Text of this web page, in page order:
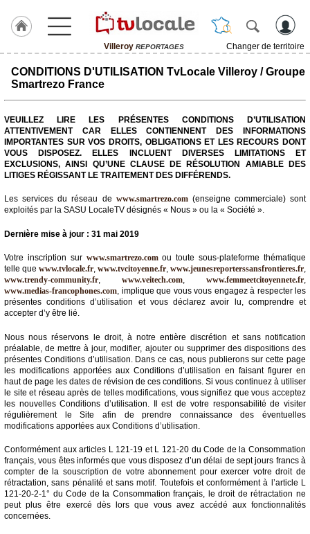
Villeroy REPORTAGES
Changer de territoire
J'adhère
Hulcoq
Villeroy
TvLocale
France
Accueil
Agenda
Gazette
Vidéos
Médias
du
groupe
Blogs
Prémium
Inscription
annuaire
Accès
éditeur
CONDITIONS D'UTILISATION TvLocale Villeroy / Groupe
Smartrezo France
VEUILLEZ LIRE LES PRÉSENTES CONDITIONS D’UTILISATION
ATTENTIVEMENT CAR ELLES CONTIENNENT DES INFORMATIONS
IMPORTANTES SUR VOS DROITS, OBLIGATIONS ET LES RECOURS DONT
VOUS DISPOSEZ. ELLES INCLUENT DIVERSES LIMITATIONS ET
EXCLUSIONS, AINSI QU’UNE CLAUSE DE RÉSOLUTION AMIABLE DES
LITIGES RÉGISSANT LE TRAITEMENT DES DIFFÉRENDS.
Les services du réseau de www.smartrezo.com(enseigne commerciale) sont
exploités par la SASU LocaleTV désignés « Nous » ou la « Société ».
Dernière mise à jour : 31 mai 2019
Votre inscription sur www.smartrezo.comou toute sous-plateforme thématique
telle que www.tvlocale.fr, www.tvcitoyenne.fr, www.jeunesreporterssansfrontieres.fr,
www.trendy-community.fr, www.veitech.com, www.femmeetcitoyennete.fr,
www.medias-francophones.com, implique que vous vous engagez à respecter les
présentes conditions d’utilisation et vous déclarez avoir lu, comprendre et
accepter d’y être lié.
Nous nous réservons le droit, à notre entière discrétion et sans notification
préalable, de mettre à jour, modifier, ajouter ou supprimer des dispositions des
présentes Conditions d’utilisation. Dans ce cas, nous publierons sur cette page
les modifications apportées aux Conditions d’utilisation en faisant figurer en
haut de page les dates de révision de ces conditions. Si vous continuez à utiliser
le site et réseau après de telles modifications, vous signifiez que vous acceptez
les nouvelles Conditions d’utilisation. Il est de votre responsabilité de visiter
régulièrement le Site afin de prendre connaissance des éventuelles
modifications apportées aux Conditions d’utilisation.
Conformément aux articles L 121-19 et L 121-20 du Code de la Consommation
français, vous êtes informés que vous disposez d’un délai de sept jours francs à
compter de la souscription de votre abonnement pour exercer votre droit de
rétractation, sans pénalité et sans motif. Toutefois et conformément à l’article L
121-20-2-1° du Code de la Consommation français, le droit de rétractation ne
peut plus être exercé dès lors que vous avez accédé aux fonctionnalités
concernées.